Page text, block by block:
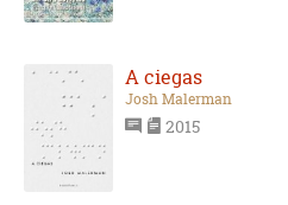
A ciegas
Josh Malerman
2015